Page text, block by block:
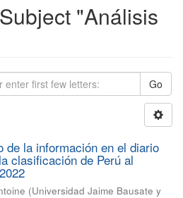
"Análisis
Go
de la información en el diario
clasificación de Perú al
(Universidad Jaime Bausate y